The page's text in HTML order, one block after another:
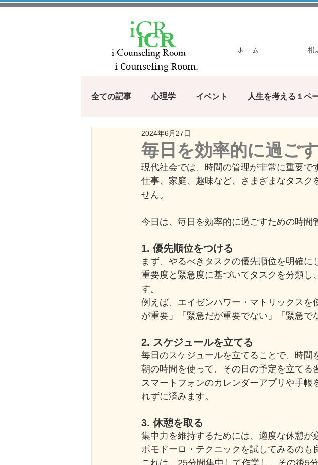
i Counseling Room
iCR
ホーム 相
全ての記事 心理学 イベント 人生を考える１ペ
漫画・アニメから学ぶシリーズ
100のコトバ つぶやき お手軽ワーク
毎日を効率的に過ご
2024年6月27日
現代社会では、時間の管理が非常に重要で
仕事、家庭、趣味など、さまざまなタスク
せん。
今日は、毎日を効率的に過ごすための時間
1. 優先順位をつける
まず、やるべきタスクの優先順位を明確に
重要度と緊急度に基づいてタスクを分類
す。
例えば、エイゼンハワー・マトリックス
が重要」「緊急だが重要でない」「緊急で
2. スケジュールを立てる
毎日のスケジュールを立てることで、時間
朝の時間を使って、その日の予定を立てる
スマートフォンのカレンダーアプリや手
れずに済みます。
3. 休憩を取る
集中力を維持するためには、適度な休憩が
ポモドーロ・テクニックを試してみるのも
これは、25分間集中して作業し、その後5
iCR
i Counseling Room.